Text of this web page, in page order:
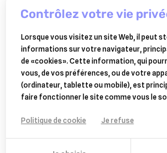
SAVETIS
teinture d'iode officinale 1
litre
28,70 €
contrôlez votre vie
Lorsque vous visitez un site Web, il peut
informations sur votre navigateur,
de «cookies». Cette information, qui
vous, de vos préférences, ou de votre
(ordinateur, tablette ou mobile), est
faire fonctionner le site comme vous le
Politique de cookie Je refuse